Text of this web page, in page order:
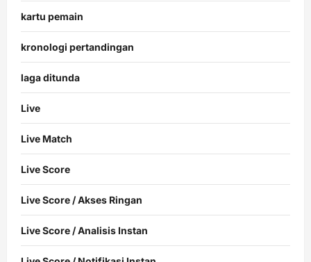
kartu pemain
kronologi pertandingan
laga ditunda
Live
Live Match
Live Score
Live Score / Akses Ringan
Live Score / Analisis Instan